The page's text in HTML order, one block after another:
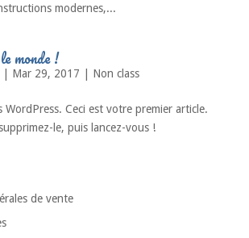
modernes,...
monde !
Mar 29, 2017 Non class
WordPress. Ceci est votre premier article.
le, puis lancez-vous !
de vente